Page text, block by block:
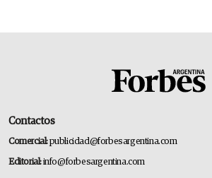
Contactos
Comercial:publicidad@forbesargentina.com
Editorial:info@forbesargentina.com